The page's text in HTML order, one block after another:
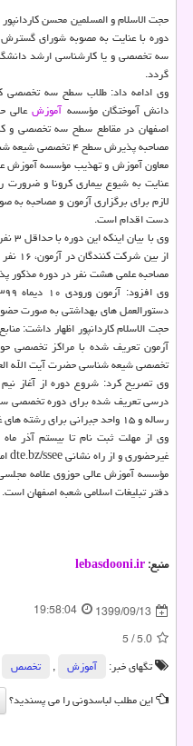
حجت الاسلام و المسلمین محسن
دوره با عنایت به مصوبه شورای
سه تخصصی و یا کارشناسی ارشد
گردد.
وی ادامه داد: طلاب سطح سه تخصصی
دانش آموختگان مؤسسهآموزشعالی
اصفهان در مقاطع سطح سه تخصصی و
مصاحبه پذیرش سطح ۴ تخصصی شیعه شناسی شرکت نمایند.
معاون آموزش و تهذیب مؤسسه آموزش
عنایت به شیوع بیماری کرونا و
لازم برای برگزاری آزمون و مصاحبه به
دست اقدام است.
از
مصاحبه علمی هشت نفر در دوره مذکور
دستورالعمل های بهداشتی به صورت
حجت الاسلام کاردانپور اظهار داشت:
آزمون تعریف شده با مراکز تخصصی
تخصصی شیعه شناسی حضرت آیت الله
وی تصریح کرد: شروع دوره از آغاز
رساله و ۱۵ واحد جبرانی برای رشته های غیرمرتبط خواهد بود.
وی از مهلت ثبت نام تا بیستم آذر
غیرحضوری و از راه نشانی dte.bz/ssee امکان پذیر خواهد بود.
مؤسسه آموزش عالی حوزوی علامه
دفتر تبلیغات اسلامی شعبه اصفهان است.
منبع:lebasdooni.ir
1399/09/13
19:58:04
5.0
/
5
تگهای خبر:
آموزش ,
تخصص
این مطلب لباسدونی را می پسندید؟